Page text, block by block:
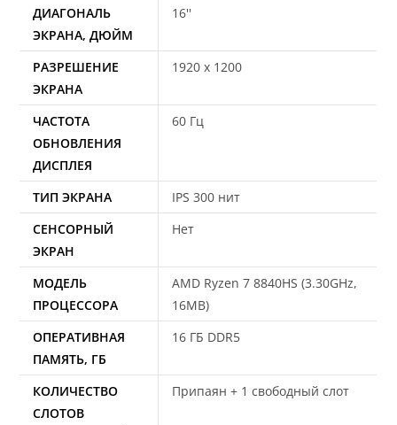
ДИАГОНАЛЬ
ЭКРАНА, ДЮЙМ
16''
РАЗРЕШЕНИЕ
ЭКРАНА
1920 x 1200
ЧАСТОТА
ОБНОВЛЕНИЯ
ДИСПЛЕЯ
60 Гц
ТИП ЭКРАНА
IPS 300 нит
СЕНСОРНЫЙ
ЭКРАН
Нет
МОДЕЛЬ
ПРОЦЕССОРА
AMD Ryzen 7 8840HS (3.30GHz,
16MB)
ОПЕРАТИВНАЯ
ПАМЯТЬ, ГБ
16 ГБ DDR5
КОЛИЧЕСТВО
СЛОТОВ
Припаян + 1 свободный слот